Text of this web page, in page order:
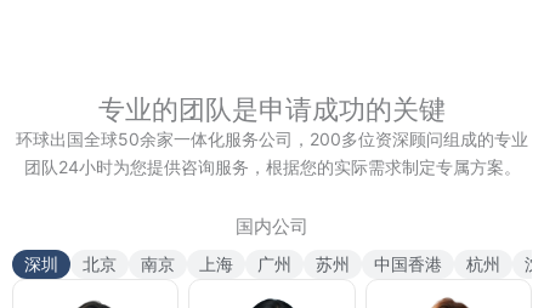
专业的团队是申请成功的关键
环球出国全球50余家一体化服务公司，200多位资深顾问组成的专业
团队24小时为您提供咨询服务，根据您的实际需求制定专属方案。
国内公司
深圳 北京 南京 上海 广州 苏州 中国香港 杭州